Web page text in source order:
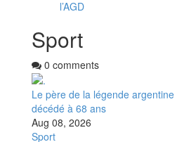
Sport
0 comments
Le père de la légende argentine
décédé à 68 ans
Aug 08, 2026